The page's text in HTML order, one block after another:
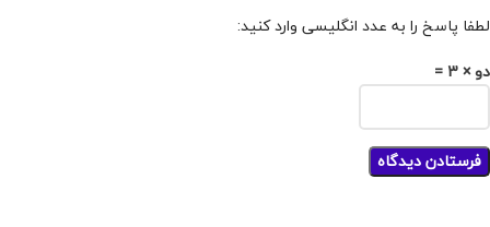
لطفا پاسخ را به عدد انگلیسی وارد کنید:
دو × 3 =